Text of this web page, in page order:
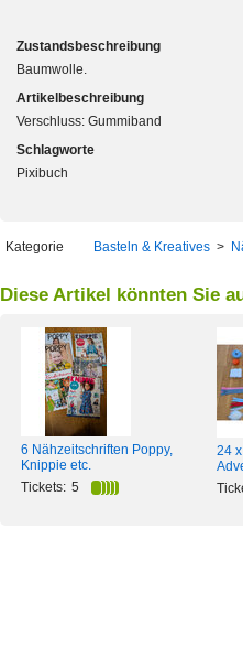
Zustandsbeschreibung
Baumwolle.
Artikelbeschreibung
Verschluss: Gummiband
Schlagworte
Pixibuch
Kategorie Basteln & Kreatives >
Diese Artikel könnten Sie
6 Nähzeitschriften Poppy,
Knippie etc.
Tickets: 5
24